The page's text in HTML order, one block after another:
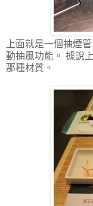
上面就是一個抽煙
動抽風功能。 據說
那種材質。